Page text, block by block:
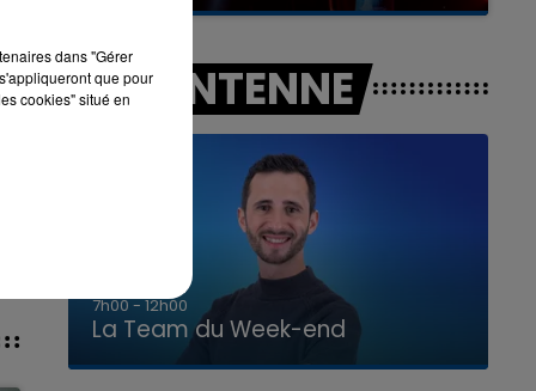
A L'ANTENNE
16h00 - 20h00
La Team du Week-end
dans "Gérer
que pour
cookies" situé en